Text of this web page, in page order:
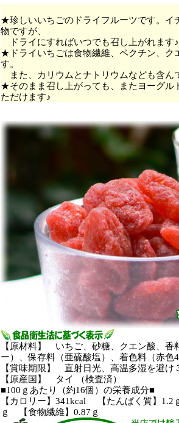
★珍しいいちごのドライフルーツです。イ
物ですが、
ドライにすればいつでも召し上がれます♪
★ドライいちごは食物繊維、ペクチン、ク
す。
また、カリウムとナトリウムなども含ん
★そのまま召し上がっても、またヨーグル
ただけます♪
【原材料】 いちご、砂糖、クエン酸、香
ー）、保存料（亜硫酸塩）、着色料（赤色
【賞味期限】 直射日光、高温多湿を避け
【原産国】 タイ （検査済）
■100ｇあたり（約16個）の栄養成分■
【カロリー】341kcal 【たんぱく質】
ｇ 【食物繊維】0.87ｇ